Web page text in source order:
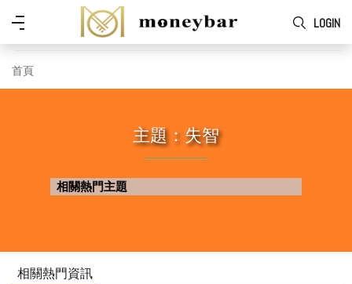
Skip to main content
LOGIN
功
首頁
主題：失智
相關熱門主題
相關熱門資訊